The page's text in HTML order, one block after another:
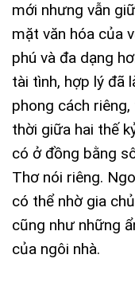
mới nhưng vẫn
mặt văn hóa của
phú và đa dạng
tài tình, hợp lý đã
phong cách
thời giữa hai thế
có ở đồng bằng
Thơ nói riêng.
có thể nhờ gia
cũng như những
của ngôi nhà.